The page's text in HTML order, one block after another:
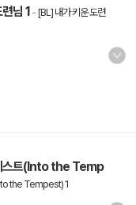
님 1 - [BL] 내가 키운 도련
스트(Into the Temp
the Tempest) 1